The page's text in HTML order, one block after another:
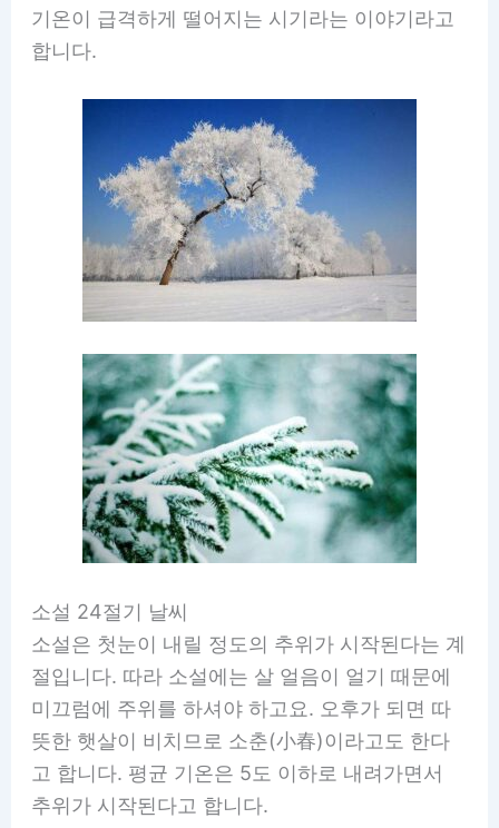
기온이 급격하게 떨어지는 시기라는 이야기라고
합니다.
소설 24절기 날씨
소설은 첫눈이 내릴 정도의 추위가 시작된다는 계
절입니다. 따라 소설에는 살 얼음이 얼기 때문에
미끄럼에 주위를 하셔야 하고요. 오후가 되면 따
뜻한 햇살이 비치므로 소춘(小春)이라고도 한다
고 합니다. 평균 기온은 5도 이하로 내려가면서
추위가 시작된다고 합니다.